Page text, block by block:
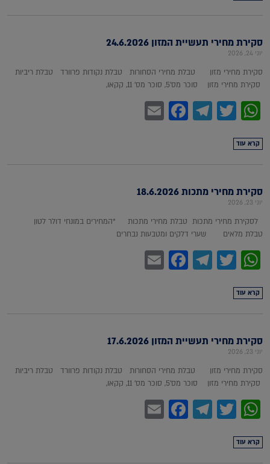
סקירת מחירי תעשיית המזון 24.6.2026
יוני 24, 2026
סקירת מחירי מזון טבלת מחירי הסחורות טבלת נקודות פרוורד טבלת ריביות
סקירת מחירי מזון סוכר מס'5, סוכר מס' 11, קקאו,
WhatsApp
Twitter
Telegram
Facebook
קרא עוד
סקירת מחירי מתכות 18.6.2026
יוני 23, 2026
לסקירת מחירי מתכות טבלת מחירי מתכות *המחירים במונחי דולר לטון
טבלת מלאים שערי דלקים ומטבעות נבחרים
WhatsApp
Twitter
Telegram
Facebook
קרא עוד
סקירת מחירי תעשיית המזון 17.6.2026
יוני 23, 2026
סקירת מחירי מזון טבלת מחירי הסחורות טבלת נקודות פרוורד טבלת ריביות
סקירת מחירי מזון סוכר מס'5, סוכר מס' 11, קקאו,
WhatsApp
Twitter
Telegram
Facebook
קרא עוד